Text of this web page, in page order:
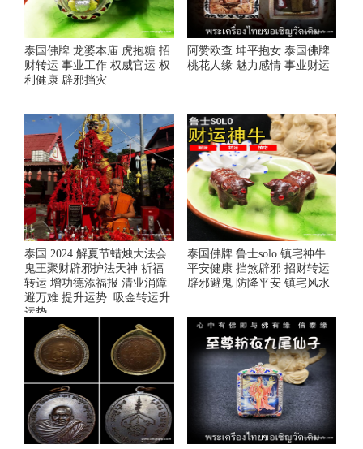
泰国佛牌 龙婆本庙 虎抱糖 招
财转运 事业工作 权威官运 权
利健康 辟邪挡灾
阿赞欧查 坤平抱女 泰国佛牌
桃花人缘 魅力感情 事业财运
泰国 2024 解夏节蜡烛大法会
鬼王聚财辟邪护法天神 祈福
转运 增功德添福报 清业消障
避万难 提升运势 吸金转运升
运势
泰国佛牌 鲁士solo 镇宅神牛
平安健康 挡煞辟邪 招财转运
辟邪避鬼 防降平安 镇宅风水